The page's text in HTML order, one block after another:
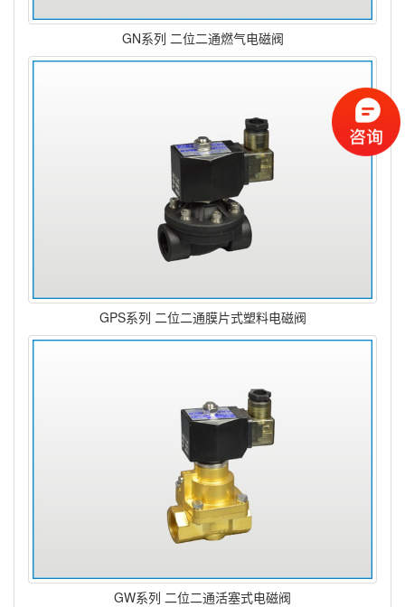
GN系列 二位二通燃气电磁阀
GPS系列 二位二通膜片式塑料电磁阀
GW系列 二位二通活塞式电磁阀